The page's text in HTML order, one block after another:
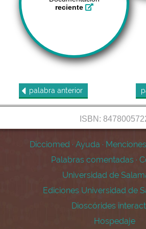
reciente
palabra anterior
ISBN:
Dicciomed · Ayuda · Menciones
Palabras comentadas ·
Universidad de
Ediciones Universidad de
Dioscórides
Hospedaje